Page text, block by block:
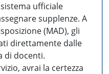
ufficiale
supplenze. A
(MAD), gli
direttamente dalle
di docenti.
avrai la certezza